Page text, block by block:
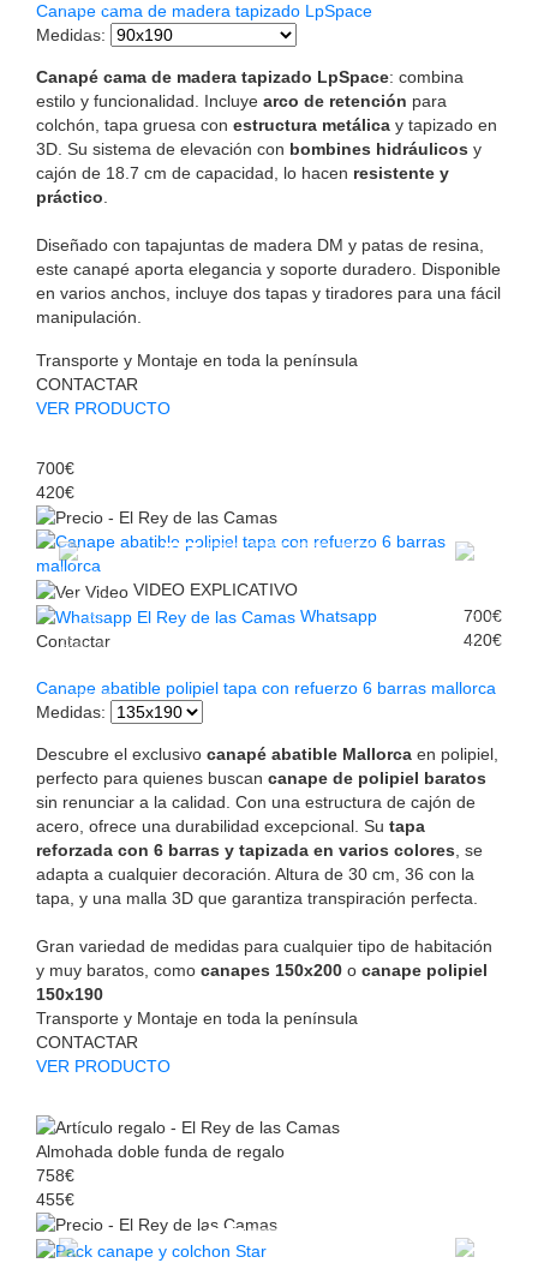
Canape cama de madera tapizado LpSpace
Medidas:
Canapé cama de madera tapizado LpSpace: combina
estilo y funcionalidad. Incluye arco de retención para
colchón, tapa gruesa con estructura metálica y tapizado en
3D. Su sistema de elevación con bombines hidráulicos y
cajón de 18.7 cm de capacidad, lo hacen resistente y
práctico
Diseñado con tapajuntas de madera DM y patas de resina,
este canapé aporta elegancia y soporte duradero. Disponible
en varios anchos, incluye dos tapas y tiradores para una fácil
manipulación.
Transporte y Montaje en toda la península
CONTACTAR
VER PRODUCTO
700€
420€
VIDEO EXPLICATIVO
Whatsapp
Contactar
700€
420€
Canape abatible polipiel tapa con refuerzo 6 barras mallorca
Medidas:
Descubre el exclusivo canapé abatible Mallorca en polipiel,
perfecto para quienes buscan canape de polipiel baratos
sin renunciar a la calidad. Con una estructura de cajón de
acero, ofrece una durabilidad excepcional. Su tapa
reforzada con 6 barras y tapizada en varios colores , se
adapta a cualquier decoración. Altura de 30 cm, 36 con la
tapa, y una malla 3D que garantiza transpiración perfecta.
Gran variedad de medidas para cualquier tipo de habitación
y muy baratos, como canapes 150x200 o canape polipiel
150x190
Transporte y Montaje en toda la península
CONTACTAR
VER PRODUCTO
Almohada doble funda de regalo
758€
455€